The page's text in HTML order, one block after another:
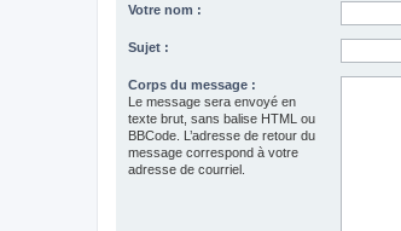
Votre nom :
Sujet :
Corps du message :
Le message sera envoyé en
texte brut, sans balise HTML ou
BBCode. L’adresse de retour du
message correspond à votre
adresse de courriel.